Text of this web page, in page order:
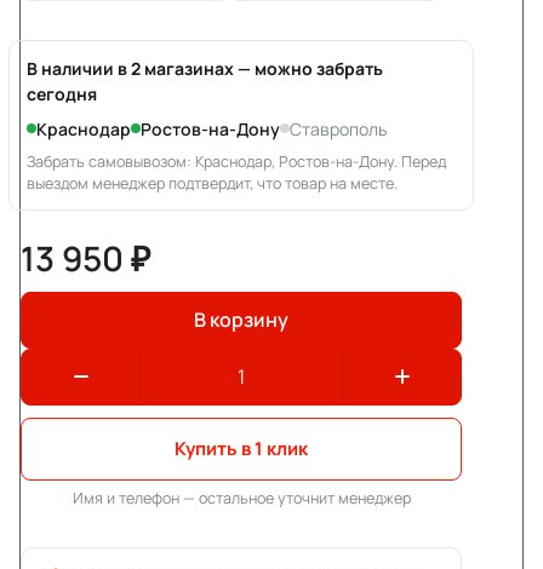
В наличии в 2 магазинах — можно забрать
сегодня
Краснодар Ростов-на-Дону Ставрополь
Забрать самовывозом: Краснодар, Ростов-на-Дону. Перед
выездом менеджер подтвердит, что товар на месте.
13 950 ₽
В корзину
Купить в 1 клик
Имя и телефон — остальное уточнит менеджер